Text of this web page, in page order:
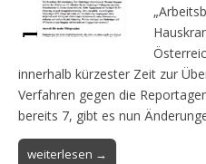
innerhalb kürzester Zeit zur
Verfahren gegen die
bereits 7, gibt es nun
weiterlesen →